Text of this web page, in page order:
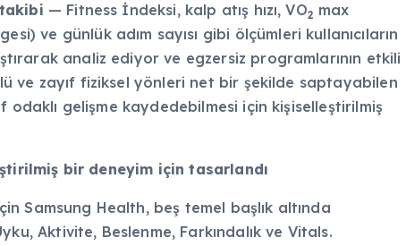
— Fitness İndeksi, kalp atış hızı, VO2 max
ve günlük adım sayısı gibi ölçümleri kullanıcıların
analiz ediyor ve egzersiz programlarının etkili
ve zayıf fiziksel yönleri net bir şekilde saptayabilen
odaklı gelişme kaydedebilmesi için kişiselleştirilmiş
bir deneyim için tasarlandı
Samsung Health, beş temel başlık altında
Aktivite, Beslenme, Farkındalık ve Vitals.